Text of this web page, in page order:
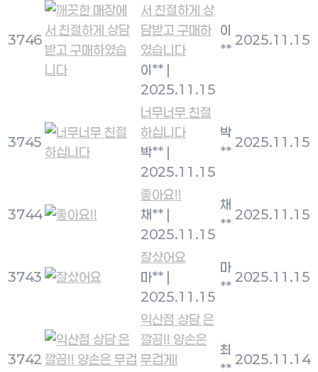
3746
서 친절하게 상
담받고 구매하
였습니다
이**
2025.11.15
이
**
2025.11.15
3745
너무너무 친절
하십니다
박**
2025.11.15
박
**
2025.11.15
3744
좋아요!!
채**
2025.11.15
채
**
2025.11.15
3743
잘샀어요
마**
2025.11.15
마
**
2025.11.15
3742
익산점 상담 은
깔끔!! 양손은
무겁게!
최
2025.11.14